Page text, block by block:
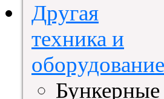
Другая
техника и
оборудование
Бункерные